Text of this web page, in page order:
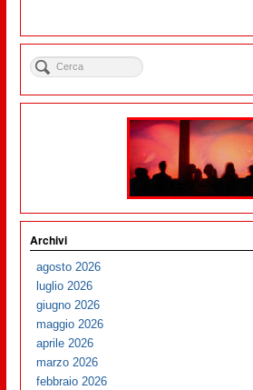
Archivi
agosto 2026
luglio 2026
giugno 2026
maggio 2026
aprile 2026
marzo 2026
febbraio 2026